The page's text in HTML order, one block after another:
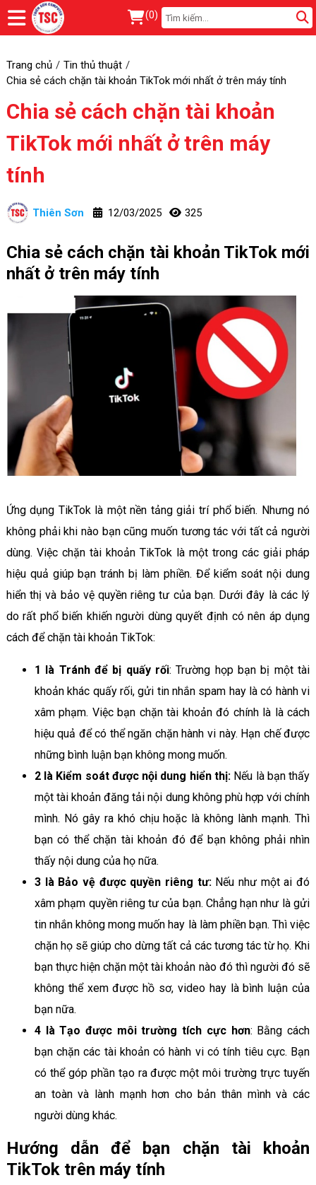
(0)
Trang chủ
Tin thủ thuật
Chia sẻ cách chặn tài khoản TikTok mới nhất ở trên máy tính
Chia sẻ cách chặn tài khoản
TikTok mới nhất ở trên máy
tính
Thiên Sơn 12/03/2025 325
Chia sẻ cách chặn tài khoản TikTok mới
nhất ở trên máy tính
Ứng dụng TikTok là một nền tảng giải trí phổ biến. Nhưng nó
không phải khi nào bạn cũng muốn tương tác với tất cả người
dùng. Việc chặn tài khoản TikTok là một trong các giải pháp
hiệu quả giúp bạn tránh bị làm phiền. Để kiểm soát nội dung
hiển thị và bảo vệ quyền riêng tư của bạn. Dưới đây là các lý
do rất phổ biến khiến người dùng quyết định có nên áp dụng
cách để chặn tài khoản TikTok:
1 là Tránh để bị quấy rối: Trường họp bạn bị một tài
khoản khác quấy rối, gửi tin nhắn spam hay là có hành vi
xâm phạm. Việc bạn chặn tài khoản đó chính là là cách
hiệu quả để có thể ngăn chặn hành vi này. Hạn chế được
những bình luận bạn không mong muốn.
2 là Kiểm soát được nội dung hiển thị: Nếu là bạn thấy
một tài khoản đăng tải nội dung không phù hợp với chính
mình. Nó gây ra khó chịu hoặc là không lành mạnh. Thì
bạn có thể chặn tài khoản đó để bạn không phải nhìn
thấy nội dung của họ nữa.
3 là Bảo vệ được quyền riêng tư:Nếu như một ai đó
xâm phạm quyền riêng tư của bạn. Chẳng hạn như là gửi
tin nhắn không mong muốn hay là làm phiền bạn. Thì việc
chặn họ sẽ giúp cho dừng tất cả các tương tác từ họ. Khi
bạn thực hiện chặn một tài khoản nào đó thì người đó sẽ
không thể xem được hồ sơ, video hay là bình luận của
bạn nữa.
4 là Tạo được môi trường tích cực hơn: Bằng cách
bạn chặn các tài khoản có hành vi có tính tiêu cực. Bạn
có thể góp phần tạo ra được một môi trường trực tuyến
an toàn và lành mạnh hơn cho bản thân mình và các
người dùng khác.
Hướng dẫn để bạn chặn tài khoản
TikTok trên máy tính